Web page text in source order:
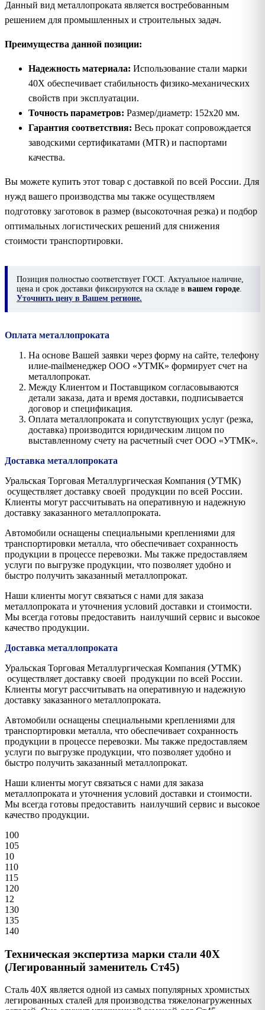
Данный вид металлопроката является востребованным
решением для промышленных и строительных задач.
Преимущества данной позиции:
Надежность материала: Использование стали марки
40Х обеспечивает стабильность физико-механических
свойств при эксплуатации.
Точность параметров: Размер/диаметр: 152х20 мм.
Гарантия соответствия: Весь прокат сопровождается
заводскими сертификатами (MTR) и паспортами
качества.
Вы можете купить этот товар с доставкой по всей России. Для
нужд вашего производства мы также осуществляем
подготовку заготовок в размер (высокоточная резка) и подбор
оптимальных логистических решений для снижения
стоимости транспортировки.
Позиция полностью соответствует ГОСТ. Актуальное наличие,
цена и срок доставки фиксируются на складе в вашем городе
Уточнить цену в Вашем регионе.
Оплата металлопроката
На основе Вашей заявки через форму на сайте, телефону
илиe-mailменеджер ООО «УТМК» формирует счет на
металлопрокат.
Между Клиентом и Поставщиком согласовываются
детали заказа, дата и время доставки, подписывается
договор и спецификация.
Оплата металлопроката и сопутствующих услуг (резка,
доставка) производится юридическим лицом по
выставленному счету на расчетный счет ООО «УТМК».
Доставка металлопроката
Уральская Торговая Металлургическая Компания (УТМК)
осуществляет доставку своей продукции по всей России.
Клиенты могут рассчитывать на оперативную и надежную
доставку заказанного металлопроката.
Автомобили оснащены специальными креплениями для
транспортировки металла, что обеспечивает сохранность
продукции в процессе перевозки. Мы также предоставляем
услуги по выгрузке продукции, что позволяет удобно и
быстро получить заказанный металлопрокат.
Наши клиенты могут связаться с нами для заказа
металлопроката и уточнения условий доставки и стоимости.
Мы всегда готовы предоставить наилучший сервис и высокое
качество продукции.
Доставка металлопроката
Уральская Торговая Металлургическая Компания (УТМК)
осуществляет доставку своей продукции по всей России.
Клиенты могут рассчитывать на оперативную и надежную
доставку заказанного металлопроката.
Автомобили оснащены специальными креплениями для
транспортировки металла, что обеспечивает сохранность
продукции в процессе перевозки. Мы также предоставляем
услуги по выгрузке продукции, что позволяет удобно и
быстро получить заказанный металлопрокат.
Наши клиенты могут связаться с нами для заказа
металлопроката и уточнения условий доставки и стоимости.
Мы всегда готовы предоставить наилучший сервис и высокое
качество продукции.
100
105
10
110
115
120
12
130
135
140
Техническая экспертиза марки стали 40Х
(Легированный заменитель Ст45)
Сталь 40Х является одной из самых популярных хромистых
легированных сталей для производства тяжелонагруженных